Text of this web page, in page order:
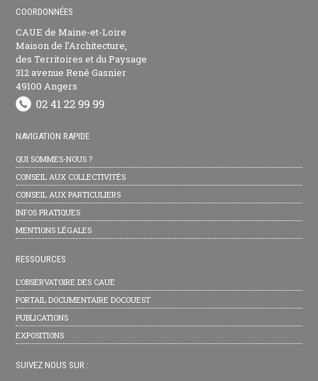
COORDONNÉES
CAUE de Maine-et-Loire
Maison de l’Architecture,
des Territoires et du Paysage
312 avenue René Gasnier
49100 Angers
NAVIGATION RAPIDE
QUI SOMMES-NOUS ?
CONSEIL AUX COLLECTIVITÉS
CONSEIL AUX PARTICULIERS
INFOS PRATIQUES
MENTIONS LÉGALES
RESSOURCES
L’OBSERVATOIRE DES CAUE
PORTAIL DOCUMENTAIRE DOCOUEST
PUBLICATIONS
EXPOSITIONS
SUIVEZ NOUS SUR :